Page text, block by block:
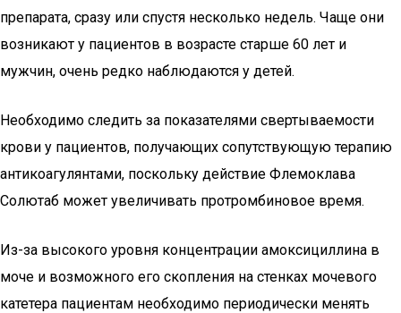
препарата, сразу или спустя несколько недель. Чаще они
возникают у пациентов в возрасте старше 60 лет и
мужчин, очень редко наблюдаются у детей.
Необходимо следить за показателями свертываемости
крови у пациентов, получающих сопутствующую терапию
антикоагулянтами, поскольку действие Флемоклава
Солютаб может увеличивать протромбиновое время.
Из-за высокого уровня концентрации амоксициллина в
моче и возможного его скопления на стенках мочевого
катетера пациентам необходимо периодически менять